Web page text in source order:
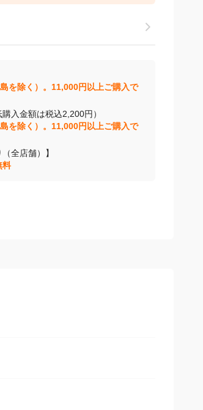
を除く）。11,000円以上ご購入で
入金額は税込2,200円）
を除く）。11,000円以上ご購入で
全店舗）】